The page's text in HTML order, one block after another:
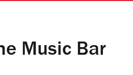
Music Bar